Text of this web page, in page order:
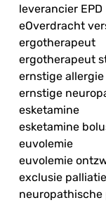
leverancier EPD
eOverdracht
ergotherapeut
ergotherapeut
ernstige
ernstige
esketamine
esketamine
euvolemie
euvolemie
exclusie
neuropathische